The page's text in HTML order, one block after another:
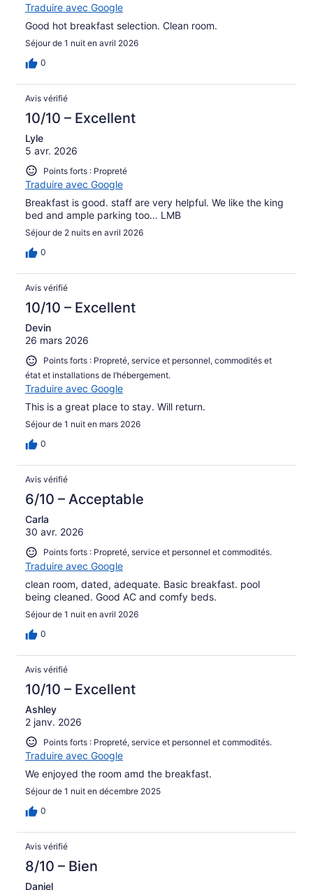
Traduire avec Google
Good hot breakfast selection. Clean room.
Séjour de 1 nuit en avril 2026
0
Avis vérifié
10/10 – Excellent
Lyle
5 avr. 2026
Points forts : Propreté
Traduire avec Google
Breakfast is good. staff are very helpful. We like the king
bed and ample parking too… LMB
Séjour de 2 nuits en avril 2026
0
Avis vérifié
10/10 – Excellent
Devin
26 mars 2026
Points forts : Propreté, service et personnel, commodités et
état et installations de l’hébergement.
Traduire avec Google
This is a great place to stay. Will return.
Séjour de 1 nuit en mars 2026
0
Avis vérifié
6/10 – Acceptable
Carla
30 avr. 2026
Points forts : Propreté, service et personnel et commodités.
Traduire avec Google
clean room, dated, adequate. Basic breakfast. pool
being cleaned. Good AC and comfy beds.
Séjour de 1 nuit en avril 2026
0
Avis vérifié
10/10 – Excellent
Ashley
2 janv. 2026
Points forts : Propreté, service et personnel et commodités.
Traduire avec Google
We enjoyed the room amd the breakfast.
Séjour de 1 nuit en décembre 2025
0
Avis vérifié
8/10 – Bien
Daniel